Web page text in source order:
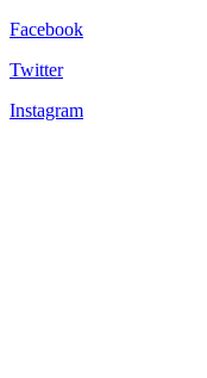
Facebook
Twitter
Instagram